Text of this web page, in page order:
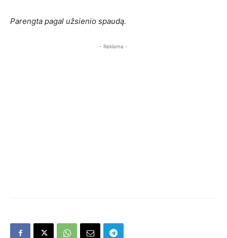
Parengta pagal užsienio spaudą.
- Reklama -